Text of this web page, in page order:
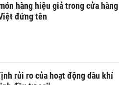
hàng hiệu giả trong cửa hàng
đứng tên
rủi ro của hoạt động dầu khí